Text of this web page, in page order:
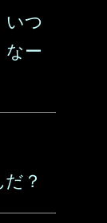
いつ
なー
？